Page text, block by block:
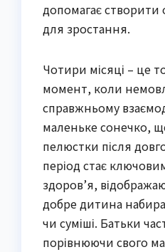
допомагає
для зростання.
Чотири місяці – це
момент, коли
справжньому
маленьке сонечко,
пелюстки після
період стає
здоров’я,
добре дитина
чи суміші. Батьки
порівнюючи свого